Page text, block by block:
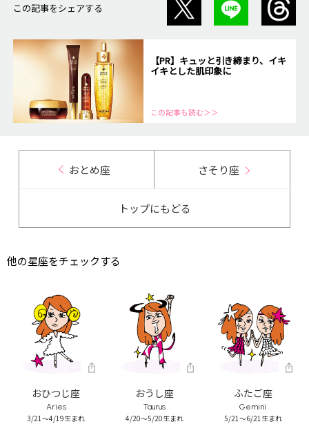
この記事をシェアする
【PR】キュッと引き締まり、イキ
イキとした肌印象に
この記事も読む＞＞
おとめ座 さそり座
トップにもどる
他の星座をチェックする
おひつじ座
Aries
3/21～4/19生まれ
おうし座
Taurus
4/20～5/20生まれ
ふたご座
Gemini
5/21～6/21生まれ